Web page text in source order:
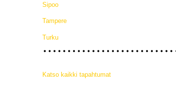
Sipoo
Tampere
Turku
Katso kaikki tapahtumat